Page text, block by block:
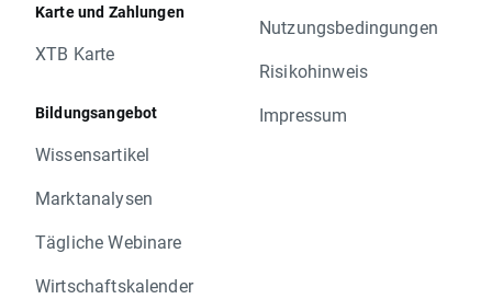
Karte und Zahlungen
XTB Karte
Bildungsangebot
Wissensartikel
Marktanalysen
Tägliche Webinare
Wirtschaftskalender
Nutzungsbedingungen
Risikohinweis
Impressum